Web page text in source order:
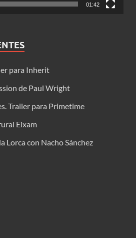
01:42
para Inherit
de Paul Wright
Trailer para Primetime
Eixam
Lorca con Nacho Sánchez